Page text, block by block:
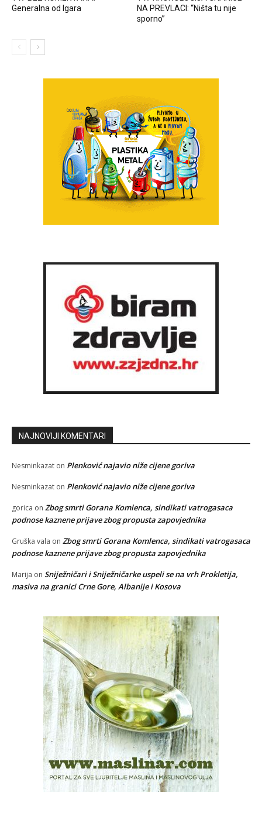
Generalna od Igara
NA PREVLACI: “Ništa tu nije
sporno”
NAJNOVIJI KOMENTARI
Nesminkazat on Plenković najavio niže cijene goriva
Nesminkazat on Plenković najavio niže cijene goriva
gorica on Zbog smrti Gorana Komlenca, sindikati vatrogasaca
podnose kaznene prijave zbog propusta zapovjednika
Gruška vala on Zbog smrti Gorana Komlenca, sindikati vatrogasaca
podnose kaznene prijave zbog propusta zapovjednika
Marija on Sniježničari i Sniježničarke uspeli se na vrh Prokletija,
masiva na granici Crne Gore, Albanije i Kosova